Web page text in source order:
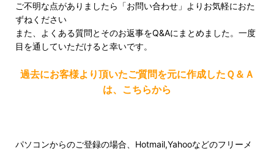
ご不明な点がありましたら「お問い合わせ」よりお気軽におた
ずねください
また、よくある質問とそのお返事をQ&Aにまとめました。一度
目を通していただけると幸いです。
過去にお客様より頂いたご質問を元に作成したＱ＆Ａ
は、こちらから
パソコンからのご登録の場合、Hotmail,Yahooなどのフリーメ